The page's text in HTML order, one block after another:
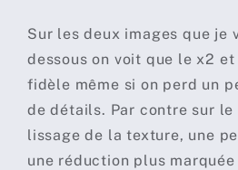
Sur les deux images que je
dessous on voit que le x2
fidèle même si on perd un
de détails. Par contre sur le
lissage de la texture, une
une réduction plus